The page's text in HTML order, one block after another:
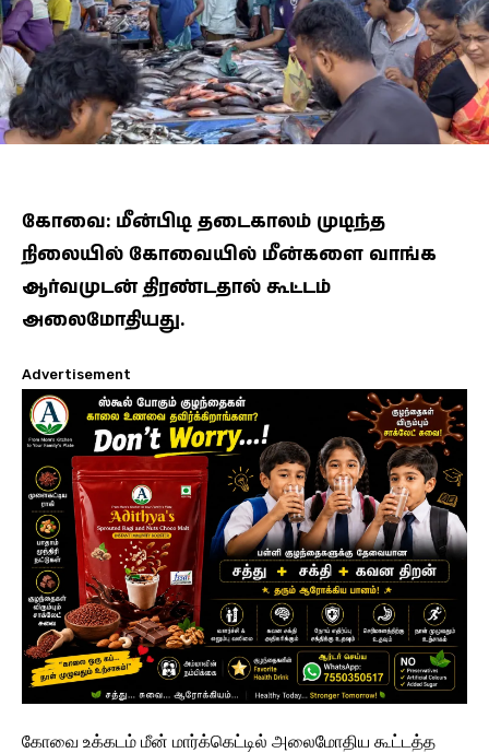
கோவை: மீன்பிடி தடைகாலம் முடிந்த
நிலையில் கோவையில் மீன்களை வாங்க
ஆர்வமுடன் திரண்டதால் கூட்டம்
அலைமோதியது.
Advertisement
கோவை உக்கடம் மீன் மார்க்கெட்டில் அலைமோதிய கூட்டத்த